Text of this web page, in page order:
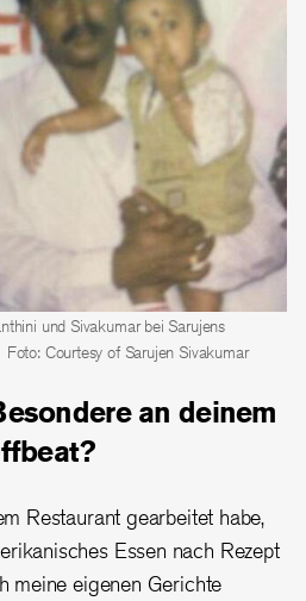
und Sivakumar bei Sarujens
Foto: Courtesy of Sarujen Sivakumar
an deinem
Restaurant gearbeitet habe,
Essen nach Rezept
meine eigenen Gerichte